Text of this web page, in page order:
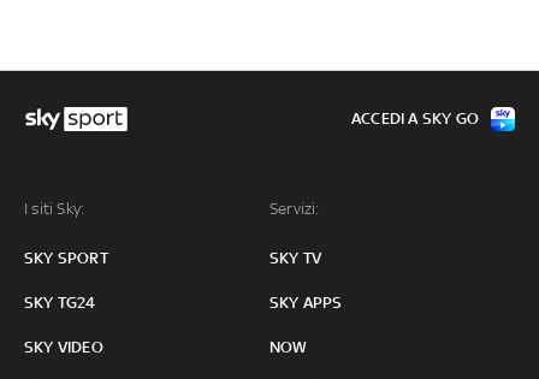
I siti Sky:
SKY SPORT
SKY TG24
SKY VIDEO
Servizi:
SKY TV
SKY APPS
NOW
ACCEDI A SKY GO